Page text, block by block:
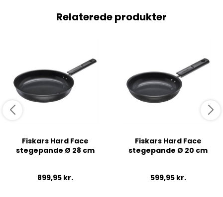
Relaterede produkter
Fiskars Hard Face
stegepande Ø 28 cm
899,95 kr.
Fiskars Hard Face
stegepande Ø 20 cm
599,95 kr.